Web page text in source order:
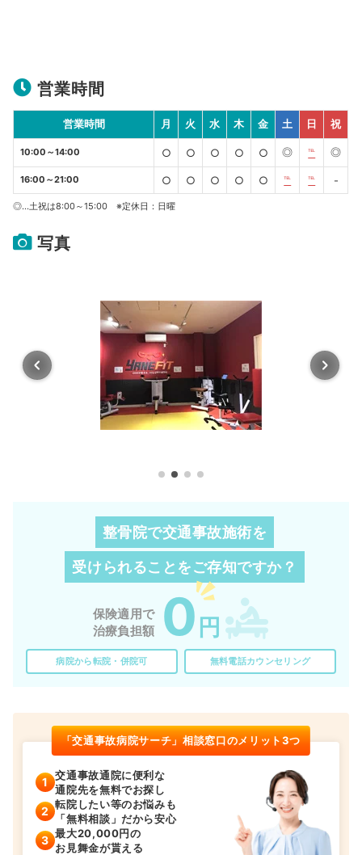
営業時間
営業時間 月 火 水 木 金 土 日 祝
10:00～14:00 ○ ○ ○ ○ ○ ◎ ℡ ◎
16:00～21:00 ○ ○ ○ ○ ○ ℡ ℡ -
◎…土祝は8:00～15:00 ※定休日：日曜
写真
整骨院で交通事故施術を
受けられることをご存知ですか？
保険適用で
治療負担額
0 円
病院から転院・併院可 無料電話カウンセリング
「交通事故病院サーチ」相談窓口のメリット3つ
交通事故通院に便利な
通院先を無料でお探し
転院したい等のお悩みも
「無料相談」だから安心
最大20,000円の
お見舞金が貰える